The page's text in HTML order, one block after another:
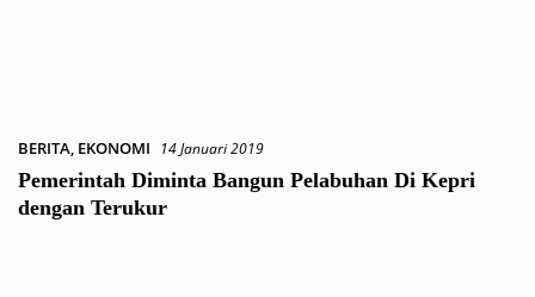
BERITA, EKONOMI 14 Januari 2019
Pemerintah Diminta Bangun Pelabuhan Di Kepri
dengan Terukur